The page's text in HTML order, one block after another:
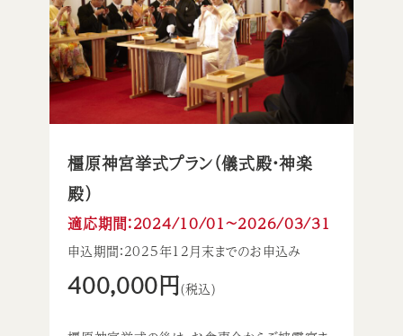
橿原神宮挙式プラン（儀式殿・神楽
殿）
適応期間：2024/10/01〜2026/03/31
申込期間：2025年12月末までのお申込み
400,000円(税込)